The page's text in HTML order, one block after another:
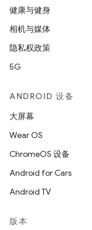
健康与健身
相机与媒体
隐私权政策
5G
ANDROID 设备
大屏幕
Wear OS
ChromeOS 设备
Android for Cars
Android TV
版本